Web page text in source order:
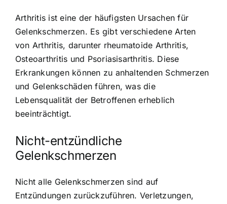
Arthritis ist eine der häufigsten Ursachen für
Gelenkschmerzen. Es gibt verschiedene Arten
von Arthritis, darunter rheumatoide Arthritis,
Osteoarthritis und Psoriasisarthritis. Diese
Erkrankungen können zu anhaltenden Schmerzen
und Gelenkschäden führen, was die
Lebensqualität der Betroffenen erheblich
beeinträchtigt.
Nicht-entzündliche
Gelenkschmerzen
Nicht alle Gelenkschmerzen sind auf
Entzündungen zurückzuführen. Verletzungen,